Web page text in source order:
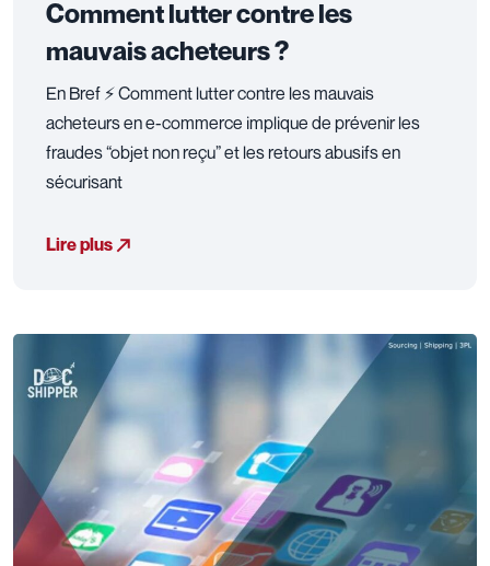
Comment lutter contre les
mauvais acheteurs ?
En Bref ⚡ Comment lutter contre les mauvais
acheteurs en e-commerce implique de prévenir les
fraudes “objet non reçu” et les retours abusifs en
sécurisant
Lire plus